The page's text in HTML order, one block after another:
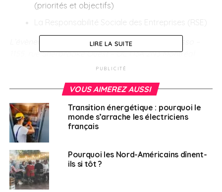
(priorités et objectifs)
La Responsabilité Sociale des Entreprises (RSE)
L’évènement se déroulera au Sofitel -Salle Picasso –
1155, rue Sherbrooke Ouest – QC H3A 2N3 Montréal
ajourdain(@)ccifcmtl.ca
En savoir plus et s’inscrire (jusqu’au 10 février)
A SUIVRE
New York : Business France organise en octobre
le salon “Meet French Art de Vivre”
LIRE LA SUITE
PUBLICITÉ
VOUS AIMEREZ AUSSI
Transition énergétique : pourquoi le
monde s’arrache les électriciens
français
Pourquoi les Nord-Américains dînent-
ils si tôt ?